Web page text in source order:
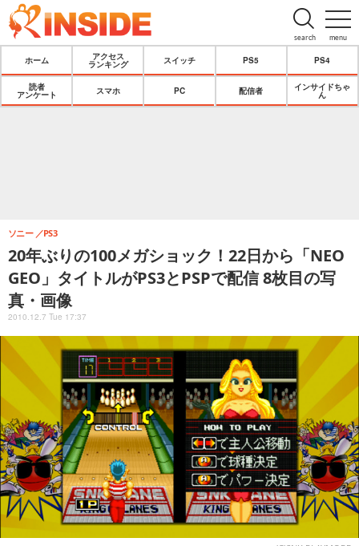
menu
search
ホーム
アクセス
ランキング
スイッチ PS5 PS4
読者
アンケート
スマホ PC 配信者
インサイドちゃ
ん
20年ぶりの100メガショック！22日から「NEO
GEO」タイトルがPS3とPSPで配信 8枚目の写
真・画像
ソニー PS3
2010.12.7 Tue 17:37